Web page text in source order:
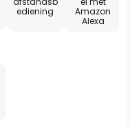
ediening
Amazon
Alexa